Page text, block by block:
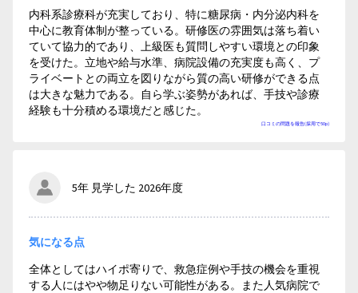
口コミの問題を報告(採用で50p)
内科系診療科が充実しており、特に糖尿病・内分泌内科を
中心に教育体制が整っている。研修医の雰囲気は落ち着い
ていて協力的であり、上級医も質問しやすい環境との印象
を受けた。立地や給与水準、病院設備の充実度も高く、プ
ライベートとの両立を図りながら質の高い研修ができる点
は大きな魅力である。自ら学ぶ姿勢があれば、手技や診療
経験も十分積める環境だと感じた。
5年 見学した 2026年度
気になる点
全体としてはハイポ寄りで、救急症例や手技の機会を重視
する人にはやや物足りない可能性がある。また人気病院で